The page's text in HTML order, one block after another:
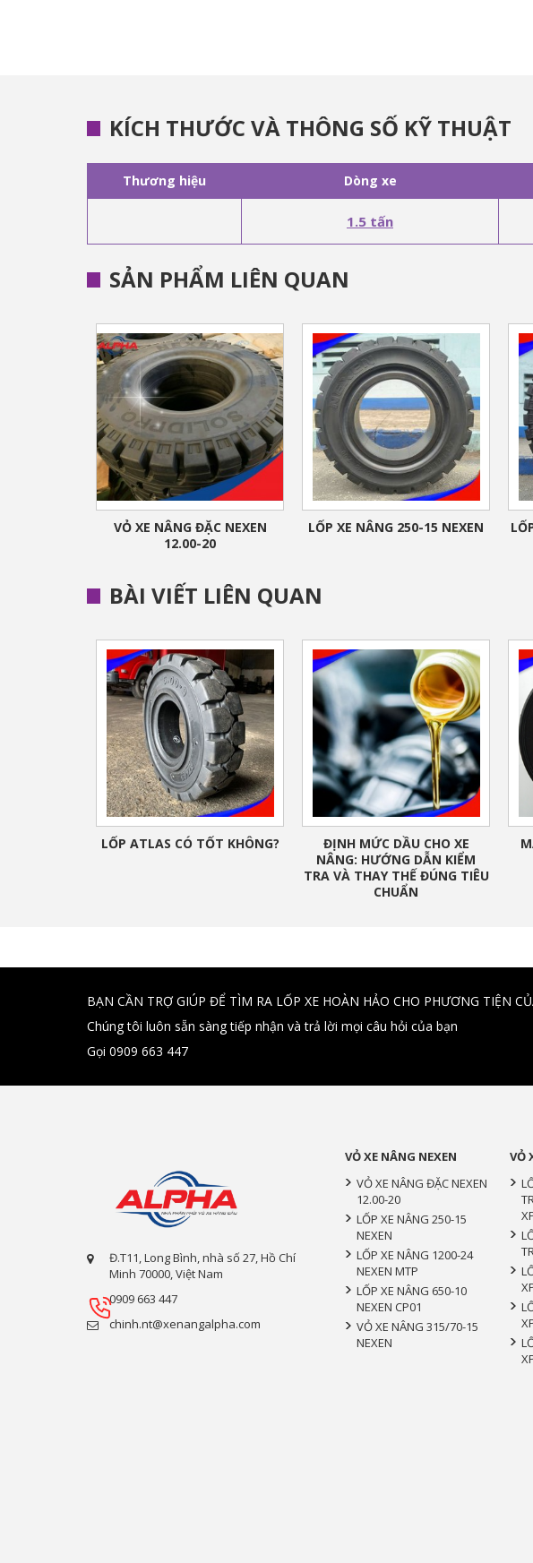
KÍCH THƯỚC VÀ THÔNG SỐ KỸ THUẬT
Thương hiệu Dòng xe
1.5 tấn
SẢN PHẨM LIÊN QUAN
VỎ XE NÂNG ĐẶC NEXEN
12.00-20
LỐP XE NÂNG 250-15 NEXEN
BÀI VIẾT LIÊN QUAN
LỐP ATLAS CÓ TỐT KHÔNG?
ĐỊNH MỨC DẦU CHO XE
NÂNG: HƯỚNG DẪN KIỂM
TRA VÀ THAY THẾ ĐÚNG TIÊU
CHUẨN
BẠN CẦN TRỢ GIÚP ĐỂ TÌM RA LỐP XE HOÀN HẢO CHO PHƯƠNG TIỆN
Chúng tôi luôn sẵn sàng tiếp nhận và trả lời mọi câu hỏi của bạn
Gọi 0909 663 447
Đ.T11, Long Bình, nhà số 27, Hồ Chí
Minh 70000, Việt Nam
0909 663 447
chinh.nt@xenangalpha.com
VỎ XE NÂNG NEXEN
VỎ XE NÂNG ĐẶC NEXEN
12.00-20
LỐP XE NÂNG 250-15
NEXEN
LỐP XE NÂNG 1200-24
NEXEN MTP
LỐP XE NÂNG 650-10
NEXEN CP01
VỎ XE NÂNG 315/70-15
NEXEN
VỎ